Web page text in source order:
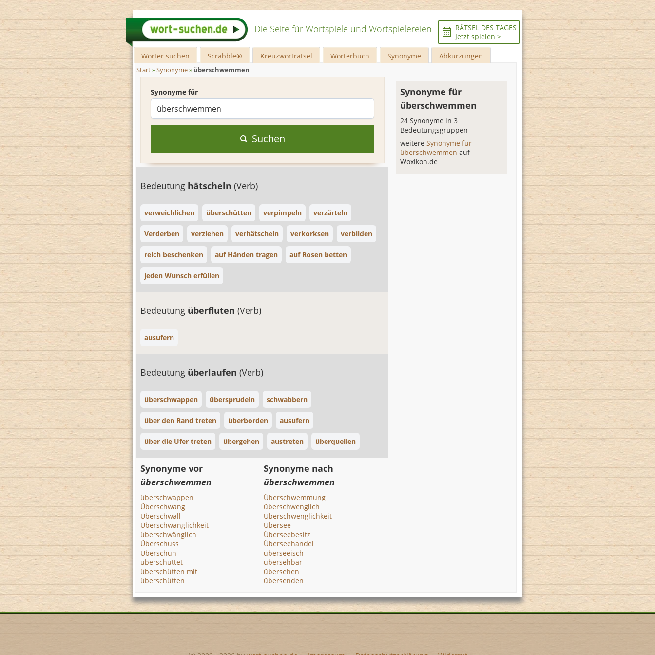
Die Seite für Wortspiele und Wortspielereien
RÄTSEL DES TAGES
Jetzt spielen >
Wörter suchen Scrabble® Kreuzworträtsel Wörterbuch Synonyme Abkürzungen
Start»Synonyme» überschwemmen
Synonyme für
Suchen
Bedeutung hätscheln (Verb)
verweichlichen überschütten verpimpeln verzärteln
Verderben verziehen verhätscheln verkorksen verbilden
reich beschenken auf Händen tragen auf Rosen betten
jeden Wunsch erfüllen
Bedeutung überfluten (Verb)
ausufern
Bedeutung überlaufen (Verb)
überschwappen übersprudeln schwabbern
über den Rand treten überborden ausufern
über die Ufer treten übergehen austreten überquellen
Synonyme für
überschwemmen
24 Synonyme in 3
Bedeutungsgruppen
weitereSynonyme für
überschwemmenauf
Woxikon.de
Synonyme vor
überschwemmen
überschwappen
Überschwang
Überschwall
Überschwänglichkeit
überschwänglich
Überschuss
Überschuh
überschüttet
überschütten mit
überschütten
Synonyme nach
überschwemmen
Überschwemmung
überschwenglich
Überschwenglichkeit
Übersee
Überseebesitz
Überseehandel
überseeisch
übersehbar
übersehen
übersenden